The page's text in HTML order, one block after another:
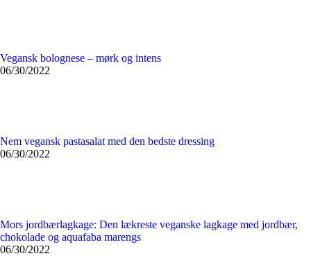
Vegansk bolognese – mørk og intens
06/30/2022
Nem vegansk pastasalat med den bedste dressing
06/30/2022
Mors jordbærlagkage: Den lækreste veganske lagkage med jordbær,
chokolade og aquafaba marengs
06/30/2022